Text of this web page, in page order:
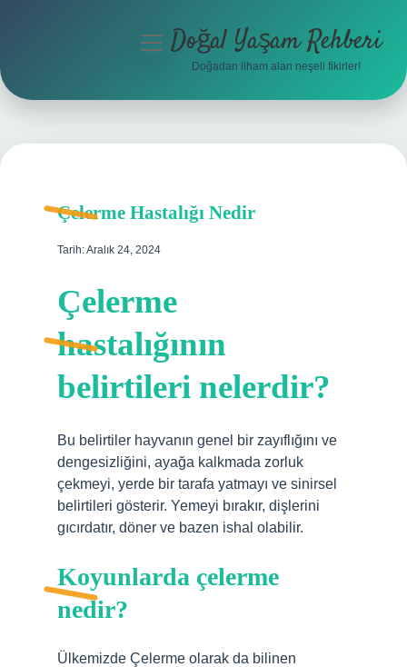
Hakkımızda
menüyüDoğal Yaşam Rehberi
Doğadan ilham alan neşeli fikirler!
Çelerme Hastalığı Nedir
Tarih: Aralık 24, 2024
Çelerme
hastalığının
belirtileri nelerdir?
Bu belirtiler hayvanın genel bir zayıflığını ve
dengesizliğini, ayağa kalkmada zorluk
çekmeyi, yerde bir tarafa yatmayı ve sinirsel
belirtileri gösterir. Yemeyi bırakır, dişlerini
gıcırdatır, döner ve bazen ishal olabilir.
Koyunlarda çelerme
nedir?
Ülkemizde Çelerme olarak da bilinen